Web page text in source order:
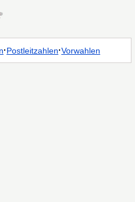
·Postleitzahlen·Vorwahlen